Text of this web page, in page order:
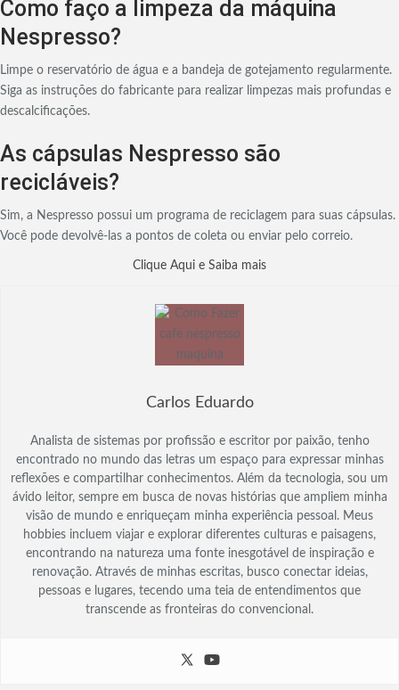
Como faço a limpeza da máquina
Nespresso?
Limpe o reservatório de água e a bandeja de gotejamento regularmente.
Siga as instruções do fabricante para realizar limpezas mais profundas e
descalcificações.
As cápsulas Nespresso são
recicláveis?
Sim, a Nespresso possui um programa de reciclagem para suas cápsulas.
Você pode devolvê-las a pontos de coleta ou enviar pelo correio.
Clique Aqui e Saiba mais
Carlos Eduardo
Analista de sistemas por profissão e escritor por paixão, tenho
encontrado no mundo das letras um espaço para expressar minhas
reflexões e compartilhar conhecimentos. Além da tecnologia, sou um
ávido leitor, sempre em busca de novas histórias que ampliem minha
visão de mundo e enriqueçam minha experiência pessoal. Meus
hobbies incluem viajar e explorar diferentes culturas e paisagens,
encontrando na natureza uma fonte inesgotável de inspiração e
renovação. Através de minhas escritas, busco conectar ideias,
pessoas e lugares, tecendo uma teia de entendimentos que
transcende as fronteiras do convencional.